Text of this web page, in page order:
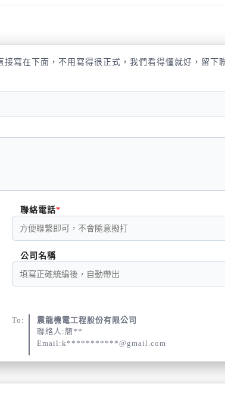
接寫在下面，不用寫得很正式，我們看得懂就好，留下
聯絡電話
公司名稱
To:
震龍機電工程股份有限公司
聯絡人:簡**
Email:k***********@gmail.com